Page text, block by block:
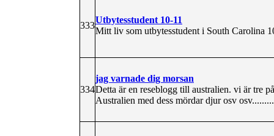
333
Utbytesstudent 10-11
Mitt liv som utbytesstudent i South Carolina
334
jag varnade dig morsan
Detta är en reseblogg till australien. vi är tre
Australien med dess mördar djur osv